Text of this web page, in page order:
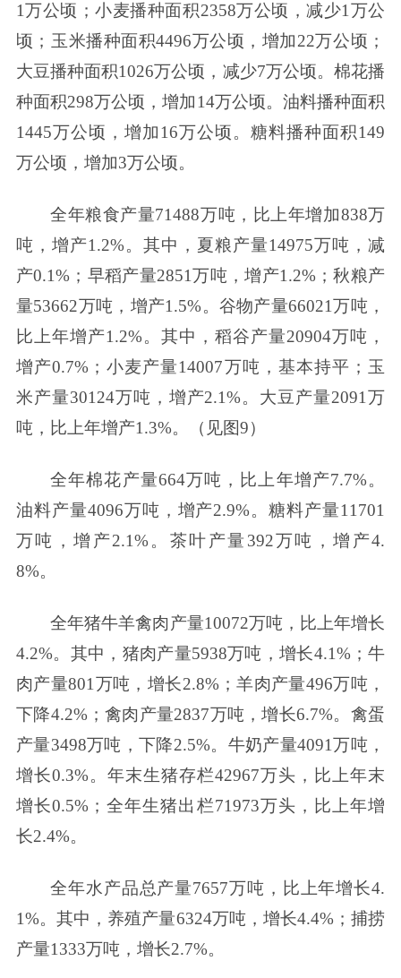
1万公顷；小麦播种面积2358万公顷，减少1万公
顷；玉米播种面积4496万公顷，增加22万公顷；
大豆播种面积1026万公顷，减少7万公顷。棉花播
种面积298万公顷，增加14万公顷。油料播种面积
1445万公顷，增加16万公顷。糖料播种面积149
万公顷，增加3万公顷。
全年粮食产量71488万吨，比上年增加838万
吨，增产1.2%。其中，夏粮产量14975万吨，减
产0.1%；早稻产量2851万吨，增产1.2%；秋粮产
量53662万吨，增产1.5%。谷物产量66021万吨，
比上年增产1.2%。其中，稻谷产量20904万吨，
增产0.7%；小麦产量14007万吨，基本持平；玉
米产量30124万吨，增产2.1%。大豆产量2091万
吨，比上年增产1.3%。（见图9）
全年棉花产量664万吨，比上年增产7.7%。
油料产量4096万吨，增产2.9%。糖料产量11701
万吨，增产2.1%。茶叶产量392万吨，增产4.
8%。
全年猪牛羊禽肉产量10072万吨，比上年增长
4.2%。其中，猪肉产量5938万吨，增长4.1%；牛
肉产量801万吨，增长2.8%；羊肉产量496万吨，
下降4.2%；禽肉产量2837万吨，增长6.7%。禽蛋
产量3498万吨，下降2.5%。牛奶产量4091万吨，
增长0.3%。年末生猪存栏42967万头，比上年末
增长0.5%；全年生猪出栏71973万头，比上年增
长2.4%。
全年水产品总产量7657万吨，比上年增长4.
1%。其中，养殖产量6324万吨，增长4.4%；捕捞
产量1333万吨，增长2.7%。